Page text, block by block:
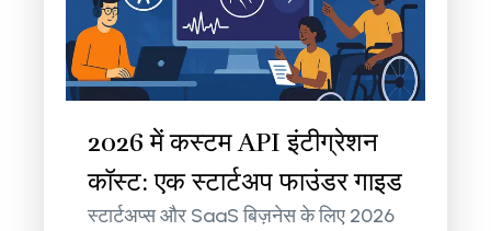
2026 में कस्टम API इंटीग्रेशन
कॉस्ट: एक स्टार्टअप फाउंडर गाइड
स्टार्टअप्स और SaaS बिज़नेस के लिए 2026